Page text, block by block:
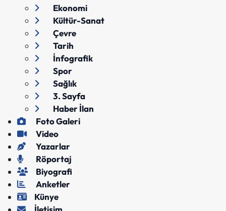
Ekonomi
Kültür-Sanat
Çevre
Tarih
İnfografik
Spor
Sağlık
3. Sayfa
Haber İlan
Foto Galeri
Video
Yazarlar
Röportaj
Biyografi
Anketler
Künye